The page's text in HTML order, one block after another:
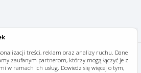
treści, reklam oraz analizy ruchu. Dane
zaufanym partnerom, którzy mogą łączyć je z
w ramach ich usług. Dowiedz się więcej o tym,